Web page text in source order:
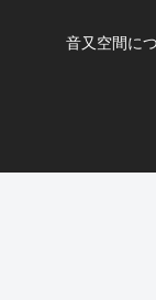
音又空間に